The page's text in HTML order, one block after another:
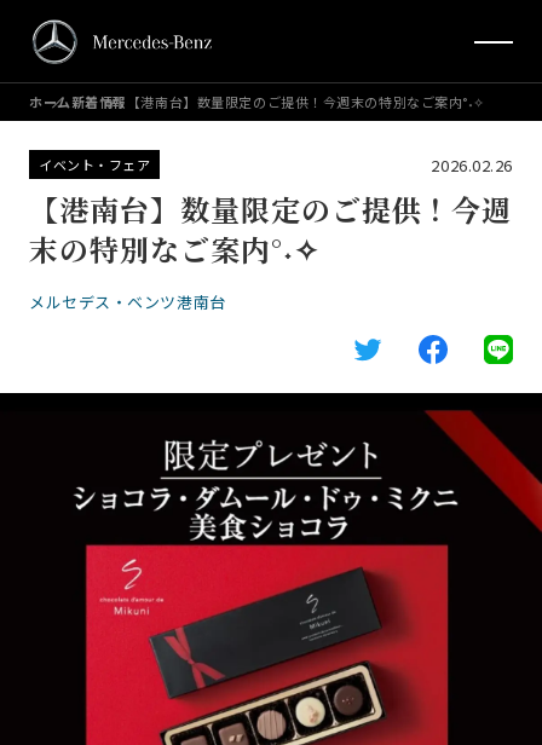
ホーム新着情報 【港南台】数量限定のご提供！今週末の特別なご案内°˖✧
イベント・フェア 2026.02.26
【港南台】数量限定のご提供！今週
末の特別なご案内°˖✧
メルセデス・ベンツ港南台